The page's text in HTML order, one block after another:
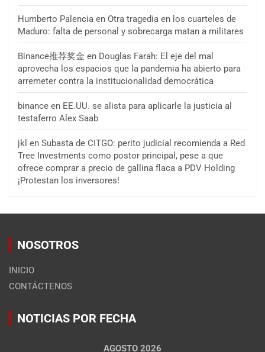
Humberto Palencia en Otra tragedia en los cuarteles de
Maduro: falta de personal y sobrecarga matan a militares
Binance推荐奖金 en Douglas Farah: El eje del mal
aprovecha los espacios que la pandemia ha abierto para
arremeter contra la institucionalidad democrática
binance en EE.UU. se alista para aplicarle la justicia al
testaferro Alex Saab
jkl en Subasta de CITGO: perito judicial recomienda a Red
Tree Investments como postor principal, pese a que
ofrece comprar a precio de gallina flaca a PDV Holding
¡Protestan los inversores!
NOSOTROS
INICIO
CONTÁCTENOS
NOTICIAS POR FECHA
AGOSTO 2026